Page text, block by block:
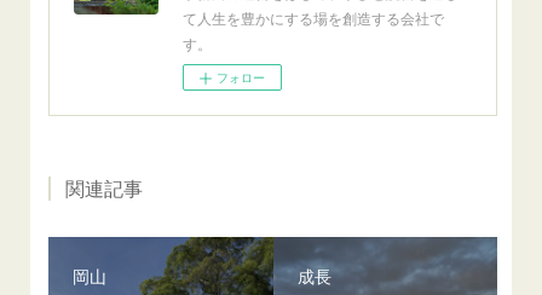
て人生を豊かにする場を創造する会社で
す。
フォロー
関連記事
岡山 成長